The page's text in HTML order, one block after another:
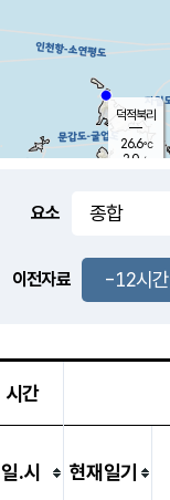
-
덕적북리
26.6℃
2.0m/s
요소
이전자료 -12시간
시간
일.시 현재일기